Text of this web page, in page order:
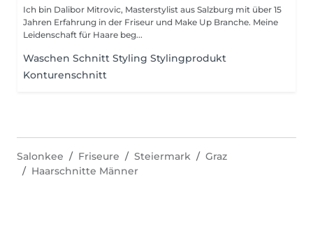
Ich bin Dalibor Mitrovic, Masterstylist aus Salzburg mit über 15
Jahren Erfahrung in der Friseur und Make Up Branche. Meine
Leidenschaft für Haare beg...
Waschen Schnitt Styling Stylingprodukt
Konturenschnitt
Salonkee Friseure Steiermark
Graz
Haarschnitte Männer